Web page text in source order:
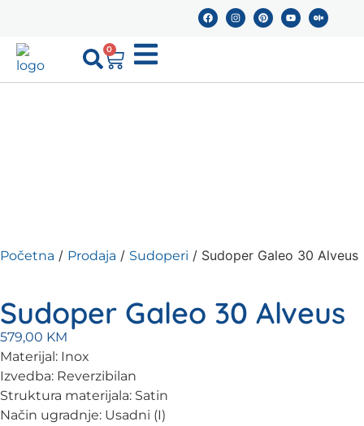
0
Početna / Prodaja / Sudoperi / Sudoper Galeo 30 Alveus
Sudoper Galeo 30 Alveus
579,00 KM
Materijal: Inox
Izvedba: Reverzibilan
Struktura materijala: Satin
Način ugradnje: Usadni (I)